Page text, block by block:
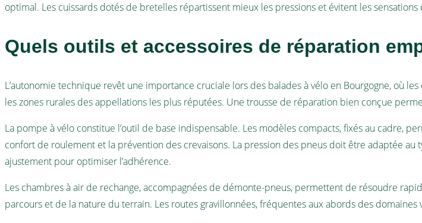
optimal. Les cuissards dotés de bretelles répartissent mieux les pressions et évitent les
Quels outils et accessoires de réparation
L’autonomie technique revêt une importance cruciale lors des balades à vélo en Bourgogne, où
les zones rurales des appellations les plus réputées. Une trousse de réparation bien conçue
La pompe à vélo constitue l’outil de base indispensable. Les modèles compacts, fixés au cadre,
confort de roulement et la prévention des crevaisons. La pression des pneus doit être adaptée
ajustement pour optimiser l’adhérence.
Les chambres à air de rechange, accompagnées de démonte-pneus, permettent de résoudre
parcours et de la nature du terrain. Les routes gravillonnées, fréquentes aux abords des